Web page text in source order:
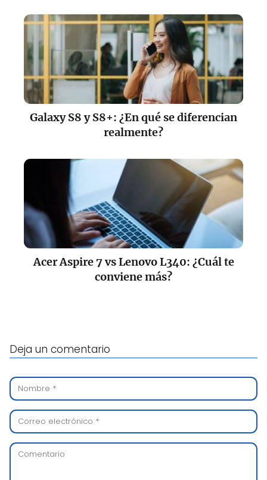
Galaxy S8 y S8+: ¿En qué se diferencian
realmente?
Acer Aspire 7 vs Lenovo L340: ¿Cuál te
conviene más?
Deja un comentario